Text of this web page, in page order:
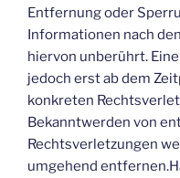
Entfernung oder
Informationen nach
hiervon unberührt.
jedoch erst ab dem
konkreten
Bekanntwerden von
Rechtsverletzungen
umgehend